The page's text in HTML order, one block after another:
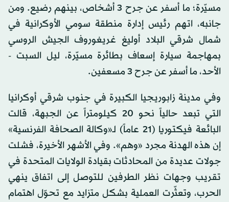
مسيّرة؛ ما أسفر عن جرح 3 أشخاص، بينهم رضيع. ومن
جانبه، اتهم رئيس إدارة منطقة سومي الأوكرانية في
شمال شرقي البلاد أوليغ غريغوروف الجيش الروسي
بمهاجمة سيارة إسعاف بطائرة مسيّرة، ليل السبت -
الأحد، ما أسفر عن جرح 3 مسعفين.
وفي مدينة زابوريجيا الكبيرة في جنوب شرقي أوكرانيا
التي تبعد حالياً نحو 20 كيلومتراً عن الجبهة، قالت
البائعة فيكتوريا (21 عاماً) لـ«وكالة الصحافة الفرنسية»
إن هذه الهدنة مجرد «وهم». وفي الأشهر الأخيرة، فشلت
جولات عديدة من المحادثات بقيادة الولايات المتحدة في
تقريب وجهات نظر الطرفين للتوصل إلى اتفاق ينهي
الحرب، وتعثّرت العملية بشكل متزايد مع تحوّل اهتمام